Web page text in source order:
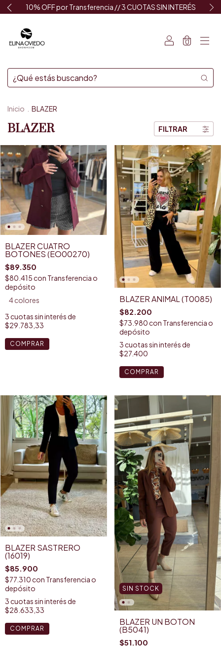
10% OFF por Transferencia // 3 CUOTAS SIN INTERÉS
0
Inicio BLAZER
BLAZER FILTRAR
BLAZER CUATRO
BOTONES (EO00270)
$89.350
$80.415con Transferencia o
depósito
4 colores
3cuotas sin interés de
$29.783,33
COMPRAR
BLAZER ANIMAL (T0085)
$82.200
$73.980con Transferencia o
depósito
3cuotas sin interés de
$27.400
COMPRAR
BLAZER SASTRERO
(16019)
$85.900
$77.310con Transferencia o
depósito
3cuotas sin interés de
$28.633,33
COMPRAR
SIN STOCK
BLAZER UN BOTON
(B5041)
$51.100